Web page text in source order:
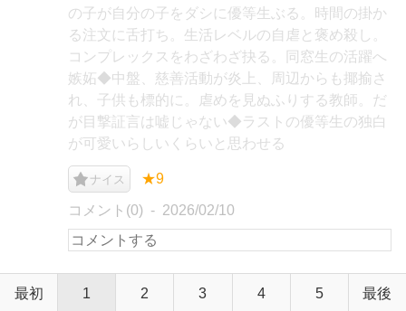
の子が自分の子をダシに優等生ぶる。時間の掛か
る注文に舌打ち。生活レベルの自虐と褒め殺し。
コンプレックスをわざわざ抉る。同窓生の活躍へ
嫉妬◆中盤、慈善活動が炎上、周辺からも揶揄さ
れ、子供も標的に。虐めを見ぬふりする教師。だ
が目撃証言は嘘じゃない◆ラストの優等生の独白
が可愛いらしいくらいと思わせる
ナイス ★9
コメント(0) 2026/02/10
最初 1 2 3 4 5 最後